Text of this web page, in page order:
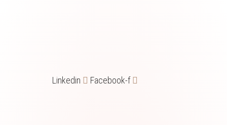
Linkedin Facebook-f